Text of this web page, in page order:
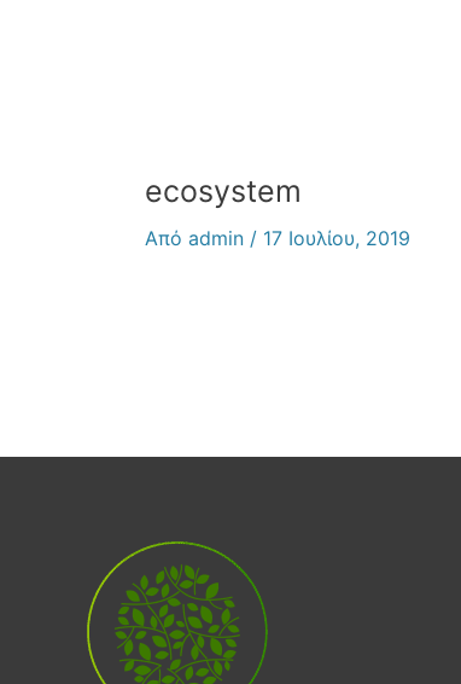
ecosystem
Από admin / 17 Ιουλίου, 2019